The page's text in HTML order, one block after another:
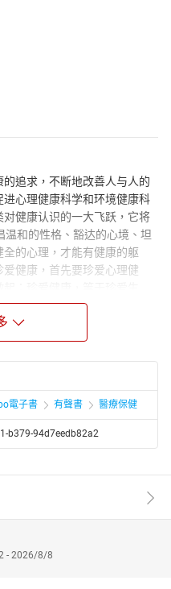
追求，不断地改善人与人的
心理健康科学和环境健康科
健康认识的一大飞跃，它将
和的性格、豁达的心境、坦
的心理，才能有健康的躯
健康，首先要珍爱心理健
尽人意。磕磕绊绊读完中学
语系。大学以来，除英语外
，二十年来唯一不变的爱好
条汗牛。阅书之余，亦尝阅
些敝帚自珍抱残守缺的想
電子書 有聲書 醫療保健
b379-94d7eedb82a2
- 2026/8/8